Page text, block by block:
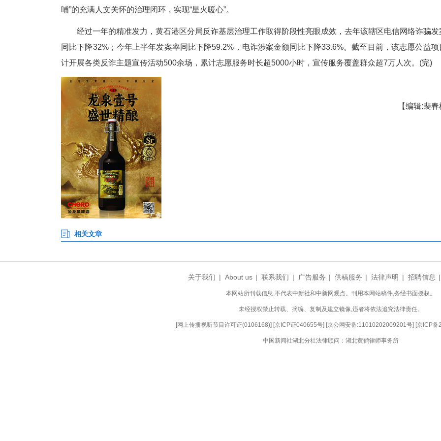
在常态化反诈实践中，“青盾先锋团”探索形成了科学清晰、闭环高效的“三步走”
对各行各业的志愿者进行系统化、专业化的反诈知识技能培训，使之成为遍布社会各
前哨”，实现“星火培育”。通过联防联控，使多种社会力量同频共振，让反诈的社会
怀，不仅关注事前防范与事中拦截，更注重对受害群体的事后关怀与心理重建
哺”的充满人文关怀的治理闭环，实现“星火暖心”。
经过一年的精准发力，黄石港区分局反诈基层治理工作取得阶段性亮眼成效，去
同比下降32%；今年上半年发案率同比下降59.2%，电诈涉案金额同比下降33.6%
计开展各类反诈主题宣传活动500余场，累计志愿服务时长超5000小时，宣传服务覆